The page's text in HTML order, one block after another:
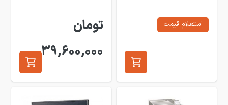
استعلام قیمت
تومان
39,600,000